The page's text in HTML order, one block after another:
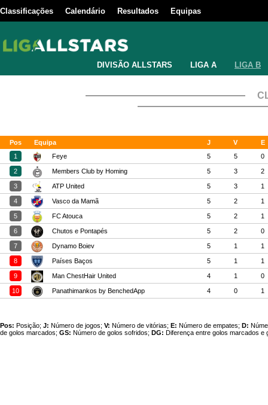
Classificações Calendário Resultados Equipas
DIVISÃO ALLSTARS LIGA A LIGA B
Pos Equipa J V
E
1
Feye 5 5 0
2 Members Club by Homing 5 3 2
3 ATP United 5 3 1
4 Vasco da Mamã 5 2 1
5 FC Atouca 5 2 1
6 Chutos e Pontapés 5 2 0
7 Dynamo Boiev 5 1 1
8 Países Baços 5 1 1
9 Man ChestHair United 4 1 0
10 Panathimankos by BenchedApp 4 0 1
Pos: Posição; J: Número de jogos; V: Número de vitórias; E: Número de empates; D:
de golos marcados; GS: Número de golos sofridos; DG: Diferença entre golos marcados e